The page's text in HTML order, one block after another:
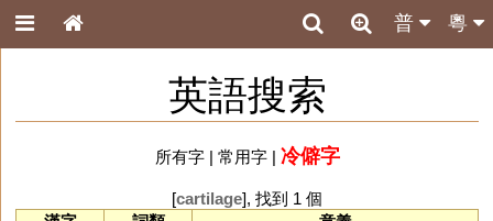
粵
普
英語搜索
所有字| 常用字| 冷僻字
[cartilage], 找到 1 個